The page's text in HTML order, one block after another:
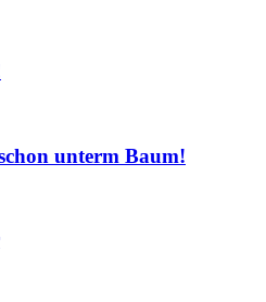
unterm Baum!